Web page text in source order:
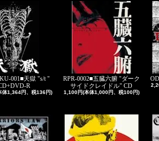
001■天獄 "s/t "
R
体1,364円、税136円)
RPR-0002■五臓六腑 "ダーク
サイドクレイドル" CD
1,100円(本体1,000円、税100円)